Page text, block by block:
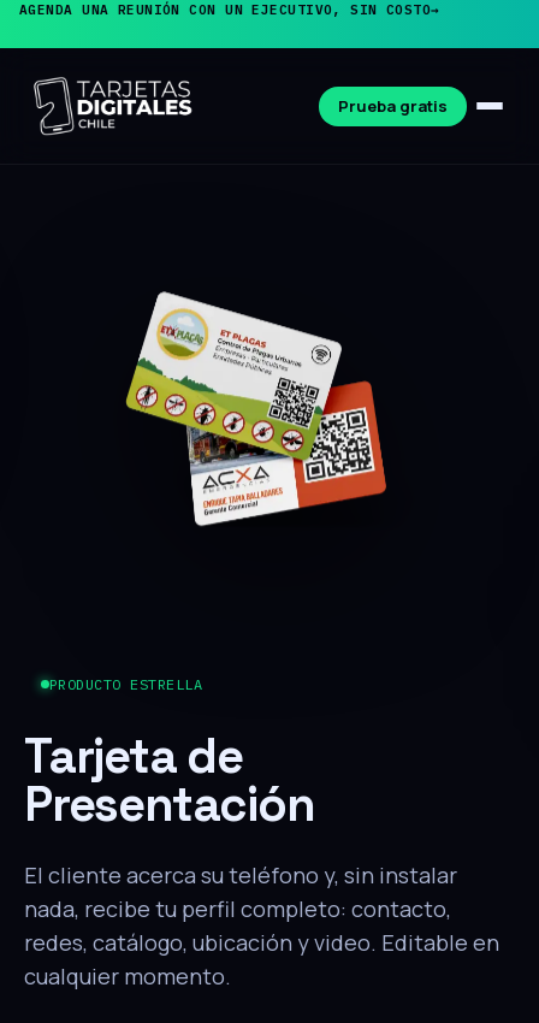
AGENDA UNA REUNIÓN CON UN EJECUTIVO, SIN COSTO→
Prueba gratis
PRODUCTO ESTRELLA
Tarjeta de
Presentación
El cliente acerca su teléfono y, sin instalar
nada, recibe tu perfil completo: contacto,
redes, catálogo, ubicación y video. Editable en
cualquier momento.